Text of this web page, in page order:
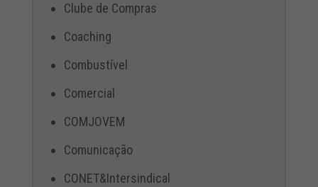
Clube de Compras
Coaching
Combustível
Comercial
COMJOVEM
Comunicação
CONET&Intersindical